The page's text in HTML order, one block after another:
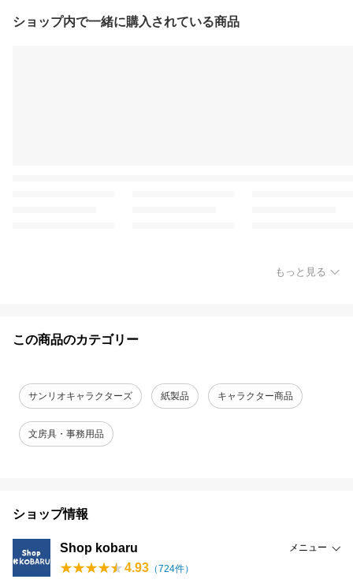
ショップ内で一緒に購入されている商品
もっと見る
この商品のカテゴリー
サンリオキャラクターズ 紙製品 キャラクター商品
文房具・事務用品
ショップ情報
Shop kobaru メニュー
4.93 （724件）